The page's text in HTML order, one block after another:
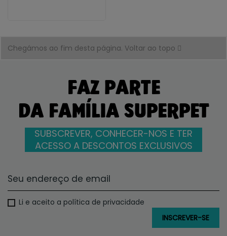
Chegámos ao fim desta página. Voltar ao topo
FAZ PARTE
DA FAMÍLIA SUPERPET
SUBSCREVER, CONHECER-NOS E TER
ACESSO A DESCONTOS EXCLUSIVOS
Li e aceito a política de privacidade